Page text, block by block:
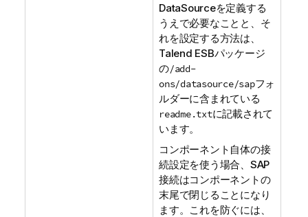
DataSourceを定義する
うえで必要なことと、そ
れを設定する方法は、
Talend ESBパッケージ
の/add-
ons/datasource/sapフォ
ルダーに含まれている
readme.txtに記載されて
います。
コンポーネント自体の接
続設定を使う場合、SAP
接続はコンポーネントの
末尾で閉じることになり
ます。これを防ぐには、